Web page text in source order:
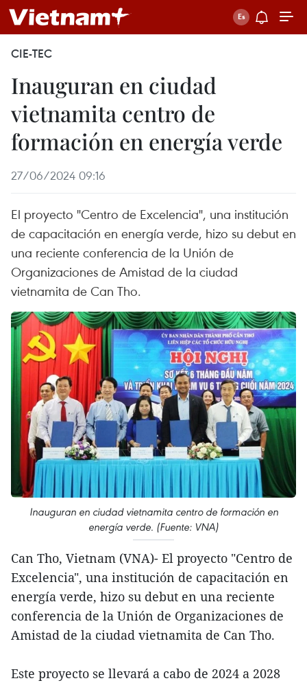
CIE-TEC
Inauguran en ciudad
vietnamita centro de
formación en energía verde
27/06/2024 09:16
El proyecto "Centro de Excelencia", una institución
de capacitación en energía verde, hizo su debut en
una reciente conferencia de la Unión de
Organizaciones de Amistad de la ciudad
vietnamita de Can Tho.
Inauguran en ciudad vietnamita centro de formación en
energía verde. (Fuente: VNA)
Can Tho, Vietnam (VNA)- El proyecto "Centro de
Excelencia", una institución de capacitación en
energía verde, hizo su debut en una reciente
conferencia de la Unión de Organizaciones de
Amistad de la ciudad vietnamita de Can Tho.
Este proyecto se llevará a cabo de 2024 a 2028